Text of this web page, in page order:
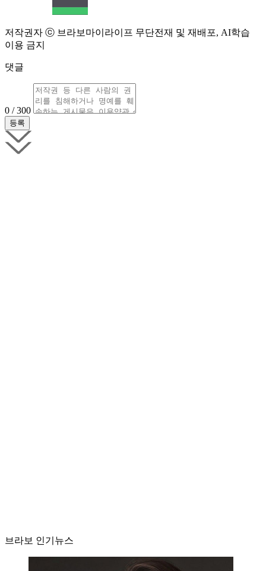
저작권자 ⓒ 브라보마이라이프 무단전재 및 재배포, AI학습
이용 금지
댓글
0 / 300
브라보 인기뉴스